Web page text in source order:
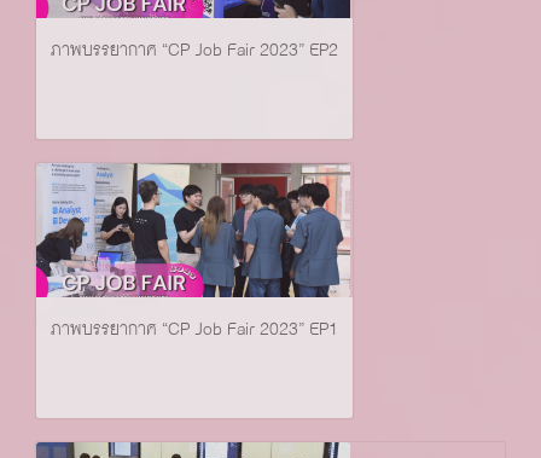
ภาพบรรยากาศ “CP Job Fair 2023” EP2
ภาพบรรยากาศ “CP Job Fair 2023” EP1